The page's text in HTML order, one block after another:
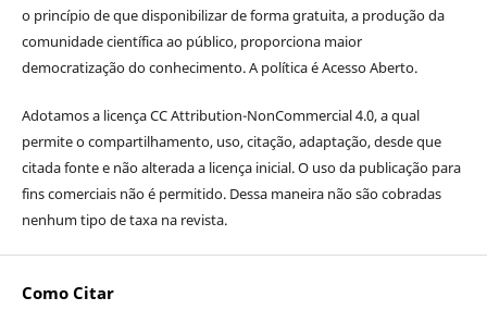
o princípio de que disponibilizar de forma gratuita, a produção da
comunidade científica ao público, proporciona maior
democratização do conhecimento. A política é Acesso Aberto.
Adotamos a licença CC Attribution-NonCommercial 4.0, a qual
permite o compartilhamento, uso, citação, adaptação, desde que
citada fonte e não alterada a licença inicial. O uso da publicação para
fins comerciais não é permitido. Dessa maneira não são cobradas
nenhum tipo de taxa na revista.
Como Citar